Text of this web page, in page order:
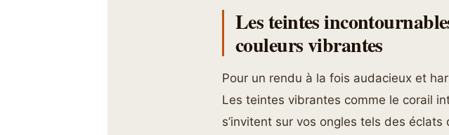
Les teintes
couleurs vibrantes
Pour un rendu à la fois audacieux et
Les teintes vibrantes comme le corail
s’invitent sur vos ongles tels des